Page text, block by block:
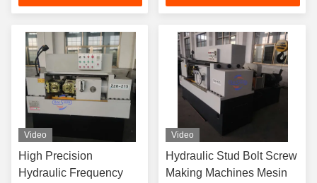
Video
High Precision
Hydraulic Frequency
Video
Hydraulic Stud Bolt Screw
Making Machines Mesin